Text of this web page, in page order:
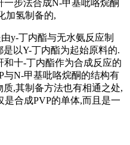
一步法合成N-甲基吡咯烷酮
加氢制备的,
y-丁内酯与无水氨反应制
以Y-丁内酯为起始原料的.
十-丁内酯作为合成反应的
与N-甲基吡咯烷酮的结构有
,其制备方法也有相通之处,
合成PVP的单体,而且是一